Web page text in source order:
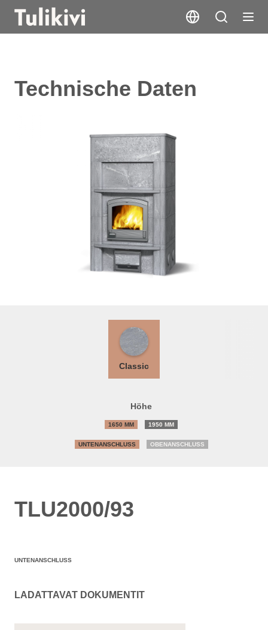
Technische Daten
Classic
Höhe
1650 MM 1950 MM
UNTENANSCHLUSS OBENANSCHLUSS
TLU2000/93
UNTENANSCHLUSS
LADATTAVAT DOKUMENTIT